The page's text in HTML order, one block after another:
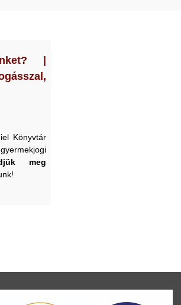
|
Könyvtár
meg